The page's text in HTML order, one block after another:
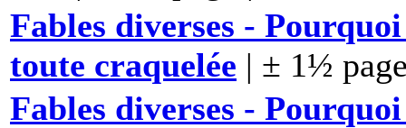
Fables diverses -
toute craquelée | ± 1½
Fables diverses -